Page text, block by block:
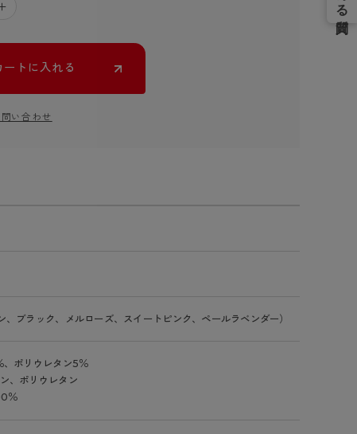
ートに入れる
い合わせ
、ブラック、メルローズ、スイートピンク、ペールラベンダー）
ポリウレタン5％
、ポリウレタン
％